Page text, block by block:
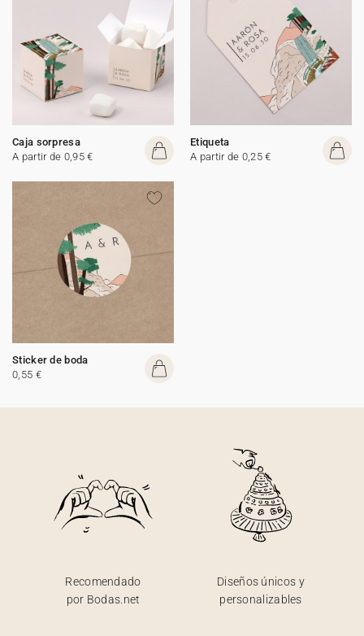
Caja sorpresa
A partir de 0,95 €
Etiqueta
A partir de 0,25 €
Sticker de boda
0,55 €
Recomendado
por Bodas.net
Diseños únicos y
personalizables